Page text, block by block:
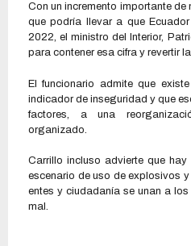
Con un incremento importante de
que podría llevar a que
2022, el ministro del Interior,
para contener esa cifra y revertir
El funcionario admite que
indicador de inseguridad y que
factores, a una
organizado.
Carrillo incluso advierte que hay
escenario de uso de explosivos
entes y ciudadanía se unan a
mal.